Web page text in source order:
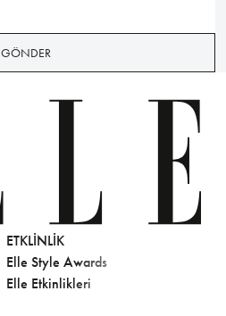
GÖNDER
ETKLINLIK
Elle Style Awards
Elle Etkinlikleri